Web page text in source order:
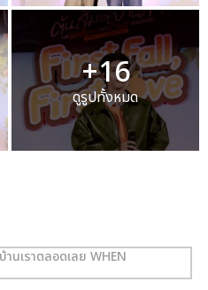
+16
ดูรูปทั้งหมด
นเราตลอดเลย WHEN